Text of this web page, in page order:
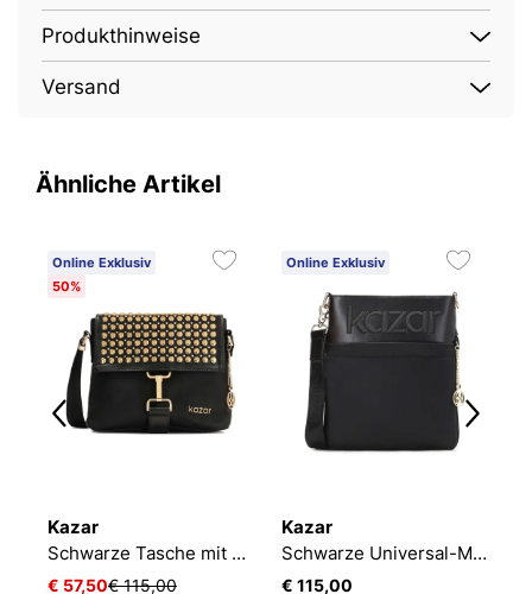
Produkthinweise
Versand
Ähnliche Artikel
Online Exklusiv
50%
Kazar
Schwarze Tasche mit Metallnieten auf der Klappe
€ 57,50€ 115,00
Online Exklusiv
Kazar
Schwarze Universal-Messenger-Tasche für Damen mit breitem Riemen
€ 115,00